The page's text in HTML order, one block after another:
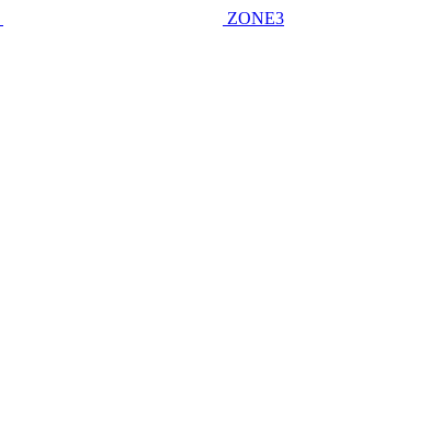
ZONE3